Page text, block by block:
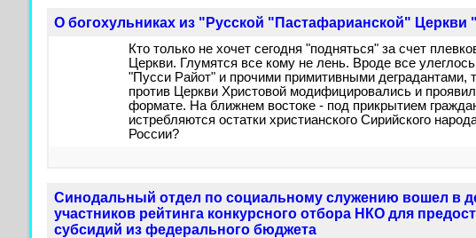
О богохульниках из "Русской "Пастафарианской" Церкви "
Кто только не хочет сегодня "подняться" за счет
Церкви. Глумятся все кому не лень. Вроде все
"Пусси Райот" и прочими примитивными деградантами,
против Церкви Христовой модифицировались и
формате. На ближнем востоке - под прикрытием
истребляются остатки христианского Сирийского
России?
Синодальный отдел по социальному служению вошел в
участников рейтинга конкурсного отбора НКО для
субсидий из федерального бюджета